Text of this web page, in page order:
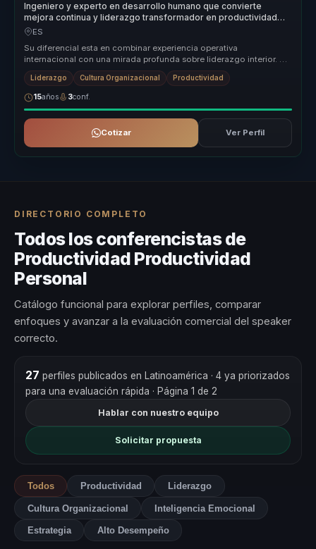
Ingeniero y experto en desarrollo humano que convierte
mejora continua y liderazgo transformador en productividad
sostenible para líderes y equipos.
ES
Su diferencial esta en combinar experiencia operativa
internacional con una mirada profunda sobre liderazgo interior. No
habla de proposi...
Liderazgo Cultura Organizacional Productividad
15años 3conf.
Cotizar Ver Perfil
DIRECTORIO COMPLETO
Todos los conferencistas de
Productividad Productividad
Personal
Catálogo funcional para explorar perfiles, comparar
enfoques y avanzar a la evaluación comercial del speaker
correcto.
27 perfiles publicados en Latinoamérica · 4 ya priorizados
para una evaluación rápida · Página 1 de 2
Hablar con nuestro equipo
Solicitar propuesta
Todos Productividad Liderazgo
Cultura Organizacional Inteligencia Emocional
Estrategia Alto Desempeño